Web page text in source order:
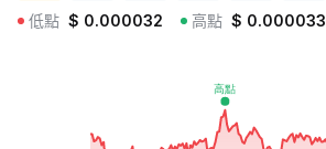
低點 $ 0.000032 高點 $ 0.000033